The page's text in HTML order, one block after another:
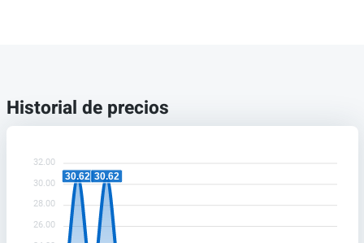
Historial de precios
32.00
30.00
28.00
26.00
30.62 30.62